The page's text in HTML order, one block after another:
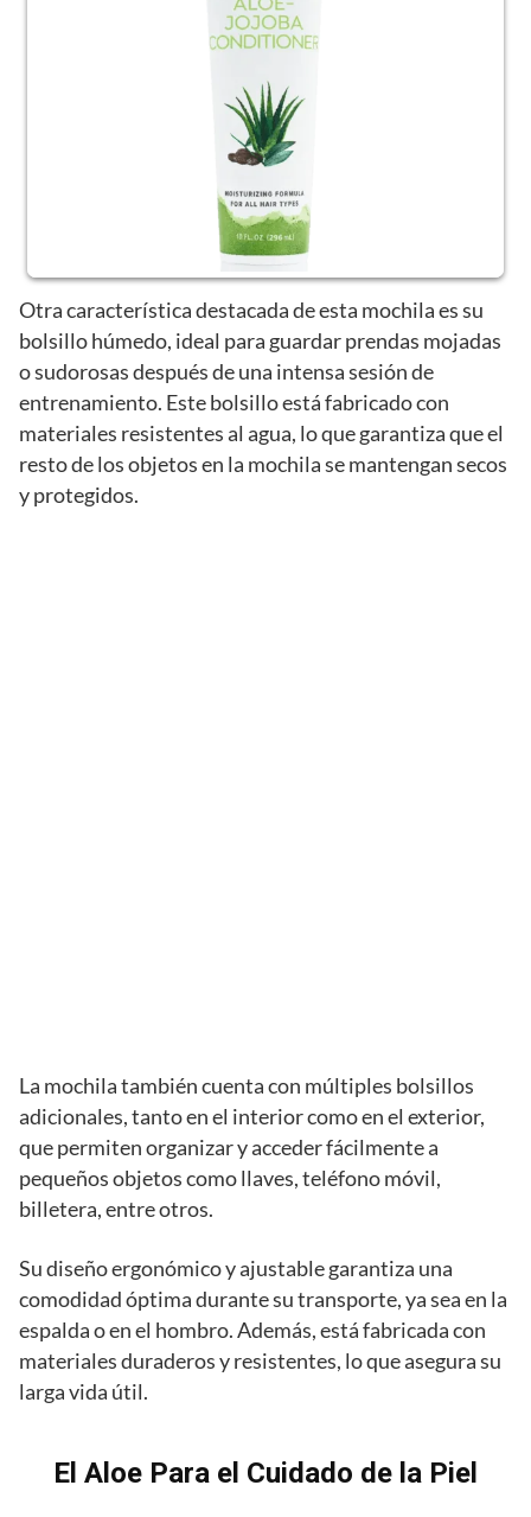
Otra característica destacada de esta mochila es su
bolsillo húmedo, ideal para guardar prendas mojadas
o sudorosas después de una intensa sesión de
entrenamiento. Este bolsillo está fabricado con
materiales resistentes al agua, lo que garantiza que el
resto de los objetos en la mochila se mantengan secos
y protegidos.
La mochila también cuenta con múltiples bolsillos
adicionales, tanto en el interior como en el exterior,
que permiten organizar y acceder fácilmente a
pequeños objetos como llaves, teléfono móvil,
billetera, entre otros.
Su diseño ergonómico y ajustable garantiza una
comodidad óptima durante su transporte, ya sea en la
espalda o en el hombro. Además, está fabricada con
materiales duraderos y resistentes, lo que asegura su
larga vida útil.
El Aloe Para el Cuidado de la Piel